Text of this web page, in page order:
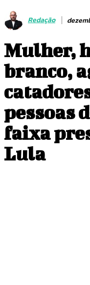
Redação
Mulher,
branco,
pessoas
faixa
Lula